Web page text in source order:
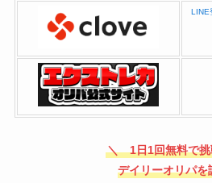
LINE
＼ 1日1回無料で
デイリーオリパを